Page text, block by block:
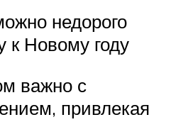
недорого
к Новому году
важно с
привлекая